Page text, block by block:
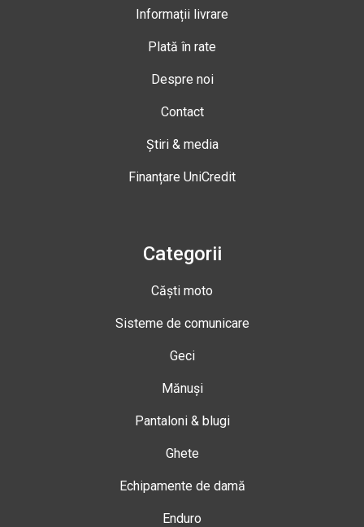
Informații livrare
Plată în rate
Despre noi
Contact
Știri & media
Finanțare UniCredit
Categorii
Căști moto
Sisteme de comunicare
Geci
Mănuși
Pantaloni & blugi
Ghete
Echipamente de damă
Enduro